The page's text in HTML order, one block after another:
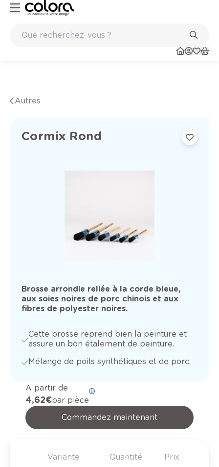
Autres
Cormix Rond
Brosse arrondie reliée à la corde bleue,
aux soies noires de porc chinois et aux
fibres de polyester noires.
Cette brosse reprend bien la peinture et
assure un bon étalement de peinture.
Mélange de poils synthétiques et de porc.
A partir de
4,62 €par pièce
Commandez maintenant
Variante Quantité Prix